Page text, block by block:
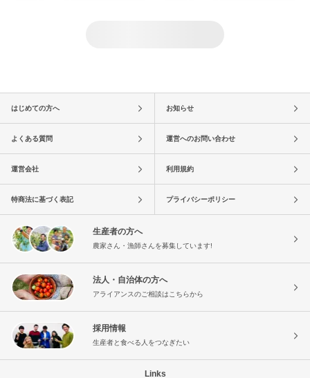
はじめての方へ お知らせ
よくある質問 運営へのお問い合わせ
運営会社 利用規約
特商法に基づく表記 プライバシーポリシー
生産者の方へ
農家さん・漁師さんを募集しています!
法人・自治体の方へ
アライアンスのご相談はこちらから
採用情報
生産者と食べる人をつなぎたい
Links